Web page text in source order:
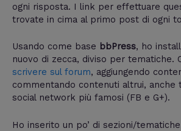
ogni risposta. I link per effettuare
trovate in cima al primo post di ogni
Usando come base bbPress, ho
nuovo di zecca, diviso per tematiche.
scrivere sul forum, aggiungendo
commentando contenuti altrui, anche
social network più famosi (FB e G+).
Ho inserito un po’ di sezioni/